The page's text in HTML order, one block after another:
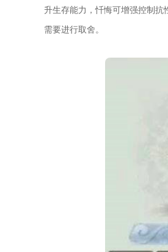
升生存能力，忏悔可增强控制
需要进行取舍。